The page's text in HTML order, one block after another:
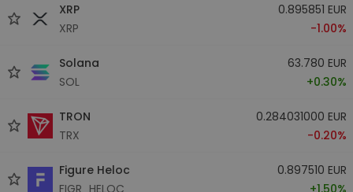
XRP
XRP
0.895851 EUR
-1.00%
Solana
SOL
63.780 EUR
+0.30%
TRON
TRX
0.284031000 EUR
-0.20%
Figure Heloc
FIGR_HELOC
0.897510 EUR
+1.50%